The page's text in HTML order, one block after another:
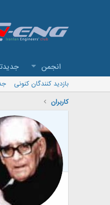
انجمن
بازدید کنندگان کنونی
کاربران